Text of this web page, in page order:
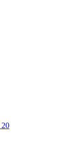
20